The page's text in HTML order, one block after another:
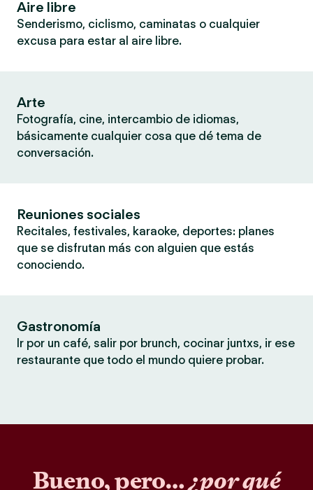
Aire libre
Senderismo, ciclismo, caminatas o cualquier
excusa para estar al aire libre.
Arte
Fotografía, cine, intercambio de idiomas,
básicamente cualquier cosa que dé tema de
conversación.
Reuniones sociales
Recitales, festivales, karaoke, deportes: planes
que se disfrutan más con alguien que estás
conociendo.
Gastronomía
Ir por un café, salir por brunch, cocinar juntxs, ir ese
restaurante que todo el mundo quiere probar.
Bueno, pero…¿por qué